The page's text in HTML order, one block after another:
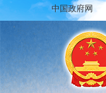
中国政府网